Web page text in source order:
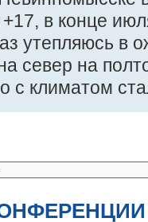
в конце
утепляюсь в
север на
с климатом